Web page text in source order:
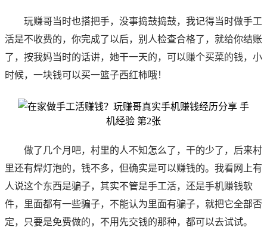
玩赚哥当时也搭把手，没事捣鼓捣鼓，我记得当时做手工
活是不收费的，你完成了以后，别人检查合格了，就给你结账
了，按我妈当时的话讲，她干一天的，可以赚个买菜的钱，小
时候，一块钱可以买一篮子西红柿哦！
做了几个月吧，村里的人不知怎么了，干的少了，后来村
里还有焊灯泡的，钱不多，但确实是可以赚钱的。我看网上有
人说这个东西是骗子，其实不管是手工活，还是手机赚钱软
件，里面都有一些骗子，不能认为里面有骗子，就把它全部否
定，只要是免费做的，不用先交钱的那种，都可以去试试。